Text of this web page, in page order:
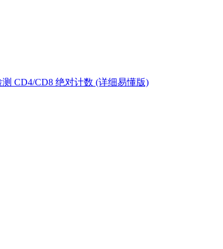
CD4/CD8 绝对计数 (详细易懂版)